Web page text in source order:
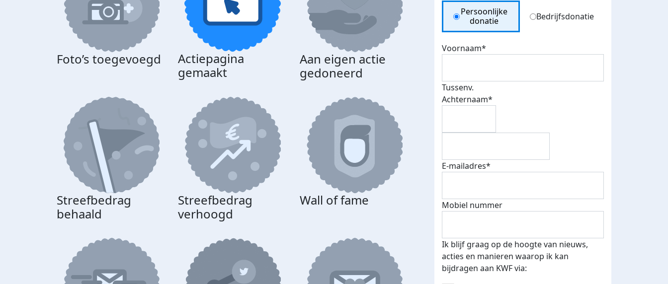
Foto’s toegevoegd
Actiepagina
gemaakt
Aan eigen actie
gedoneerd
Streefbedrag
behaald
Streefbedrag
verhoogd
Wall of fame
Donation Type
Persoonlijke
donatie
Bedrijfsdonatie
Voornaam*
Tussenv.
Achternaam*
E-mailadres*
Mobiel nummer
Ik blijf graag op de hoogte van nieuws,
acties en manieren waarop ik kan
bijdragen aan KWF via: